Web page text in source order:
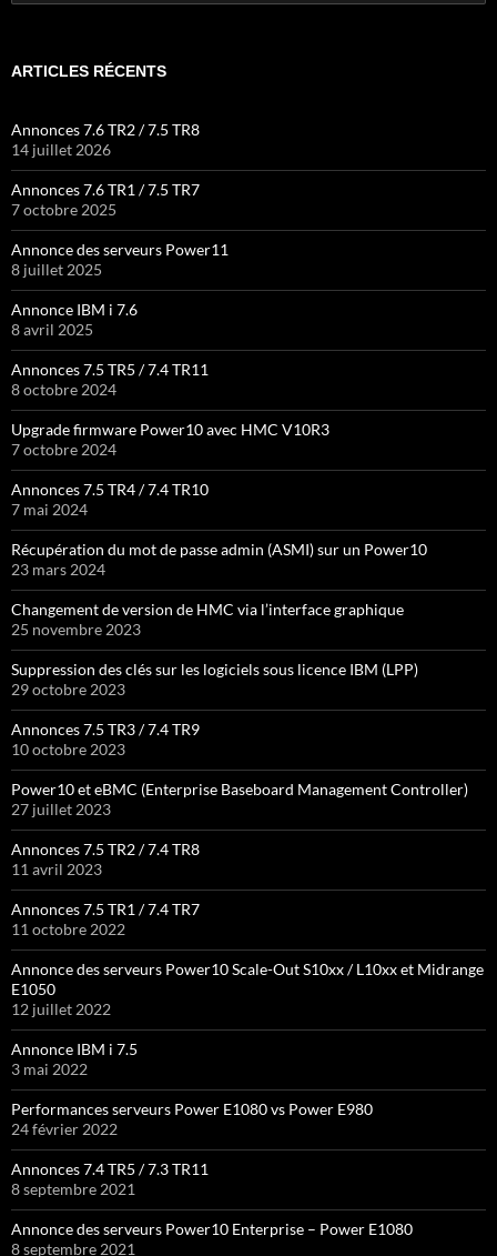
ARTICLES RÉCENTS
Annonces 7.6 TR2 / 7.5 TR8
14 juillet 2026
Annonces 7.6 TR1 / 7.5 TR7
7 octobre 2025
Annonce des serveurs Power11
8 juillet 2025
Annonce IBM i 7.6
8 avril 2025
Annonces 7.5 TR5 / 7.4 TR11
8 octobre 2024
Upgrade firmware Power10 avec HMC V10R3
7 octobre 2024
Annonces 7.5 TR4 / 7.4 TR10
7 mai 2024
Récupération du mot de passe admin (ASMI) sur un Power10
23 mars 2024
Changement de version de HMC via l’interface graphique
25 novembre 2023
Suppression des clés sur les logiciels sous licence IBM (LPP)
29 octobre 2023
Annonces 7.5 TR3 / 7.4 TR9
10 octobre 2023
Power10 et eBMC (Enterprise Baseboard Management Controller)
27 juillet 2023
Annonces 7.5 TR2 / 7.4 TR8
11 avril 2023
Annonces 7.5 TR1 / 7.4 TR7
11 octobre 2022
Annonce des serveurs Power10 Scale-Out S10xx / L10xx et Midrange
E1050
12 juillet 2022
Annonce IBM i 7.5
3 mai 2022
Performances serveurs Power E1080 vs Power E980
24 février 2022
Annonces 7.4 TR5 / 7.3 TR11
8 septembre 2021
Annonce des serveurs Power10 Enterprise – Power E1080
8 septembre 2021